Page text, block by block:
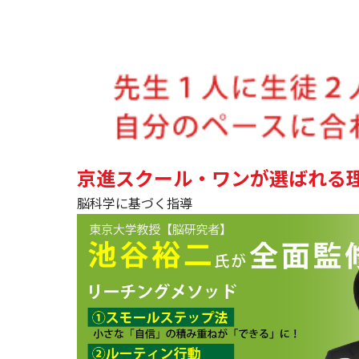
京進スクール・ワンが選ばれる
脳科学に基づく指導